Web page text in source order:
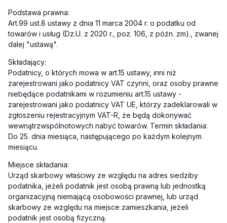
Podstawa prawna:
Art.99 ust.8 ustawy z dnia 11 marca 2004 r. o podatku od
towarów i usług (Dz.U. z 2020 r., poz. 106, z późn. zm)., zwanej
dalej "ustawą".
Składający:
Podatnicy, o których mowa w art.15 ustawy, inni niż
zarejestrowani jako podatnicy VAT czynni, oraz osoby prawne
niebędące podatnikami w rozumieniu art.15 ustawy -
zarejestrowani jako podatnicy VAT UE, którzy zadeklarowali w
zgłoszeniu rejestracyjnym VAT-R, że będą dokonywać
wewnątrzwspólnotowych nabyć towarów. Termin składania:
Do 25. dnia miesiąca, następującego po każdym kolejnym
miesiącu.
Miejsce składania:
Urząd skarbowy właściwy ze względu na adres siedziby
podatnika, jeżeli podatnik jest osobą prawną lub jednostką
organizacyjną niemającą osobowości prawnej, lub urząd
skarbowy ze względu na miejsce zamieszkania, jeżeli
podatnik jest osobą fizyczną.